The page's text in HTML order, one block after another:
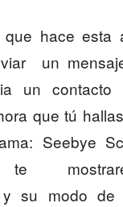
que hace esta
un
un
que tú
Seebye
te
y su modo